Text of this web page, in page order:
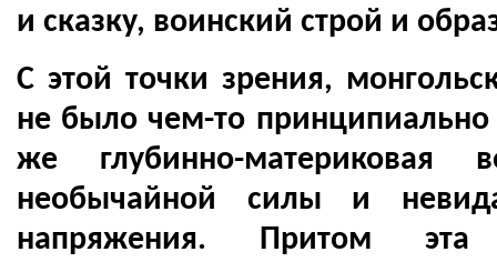
и сказку, воинский строй и
С этой точки зрения,
не было чем-то
же глубинно-материковая
необычайной силы и
напряжения. Притом эта